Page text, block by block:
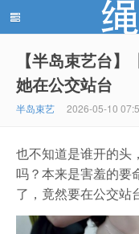
绳艺绳模
【半岛束艺台
她在公交站台
半岛束艺 2026-05-10
也不知道是谁开的头
吗？本来是害羞的要
了，竟然要在公交站